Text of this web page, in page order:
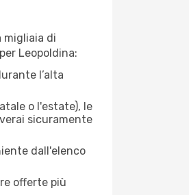
migliaia di
Leopoldina:
l’alta
o l'estate), le
sicuramente
dall'elenco
offerte più